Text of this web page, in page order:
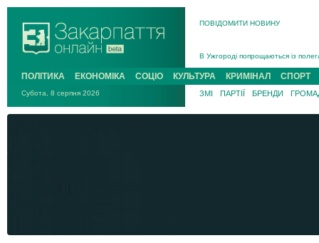
ПОВІДОМИТИ НОВИНУ
Інструктора районного ТЦК на
В Ужгороді 5 серпня
Підтвердили загибель
На війні з рф поліг військовий з
На війні загинув 26-річний
ПОЛІТИКА ЕКОНОМІКА СОЦІО КУЛЬТУРА КРИМІНАЛ СПОРТ
Субота, 8 серпня 2026 ЗМІ ПАРТІЇ БРЕНДИ